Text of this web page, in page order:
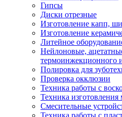
Гипсы
Диски отрезные
Изготовление капп,
Изготовление
Литейное
Нейлоновые,
термоинжекционного
Полировка для
Проверка окклюзии
Техника работы с
Техника изготовления
Смесительные
Техника работы с